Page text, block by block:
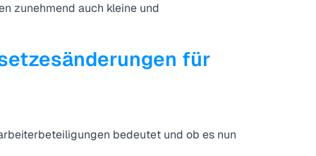
zunehmend auch kleine und
für
bedeutet und ob es nun